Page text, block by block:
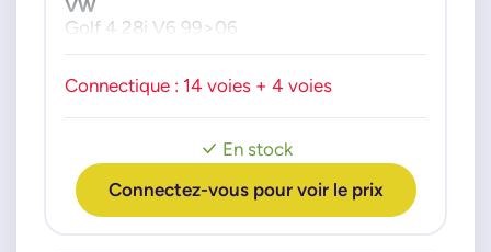
En stock
Connectez-vous pour voir le prix
VW
Golf 4 28i V6 99>06
Connectique : 14 voies + 4 voies